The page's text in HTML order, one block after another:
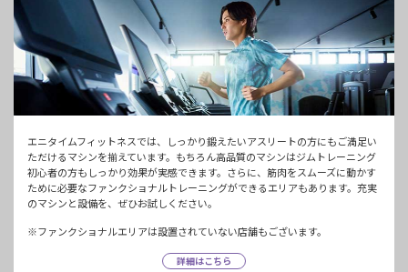
エニタイムフィットネスでは、しっかり鍛えたいアスリートの方にもご満足い
ただけるマシンを揃えています。もちろん高品質のマシンはジムトレーニング
初心者の方もしっかり効果が実感できます。さらに、筋肉をスムーズに動かす
ために必要なファンクショナルトレーニングができるエリアもあります。充実
のマシンと設備を、ぜひお試しください。
※ファンクショナルエリアは設置されていない店舗もございます。
詳細はこちら